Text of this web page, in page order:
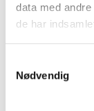
data med
de har
Nødvendig
Det er gratis
Kontaktperson